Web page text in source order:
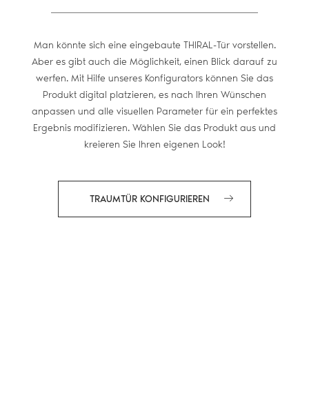
Man könnte sich eine eingebaute THIRAL-Tür vorstellen.
Aber es gibt auch die Möglichkeit, einen Blick darauf zu
werfen. Mit Hilfe unseres Konfigurators können Sie das
Produkt digital platzieren, es nach Ihren Wünschen
anpassen und alle visuellen Parameter für ein perfektes
Ergebnis modifizieren. Wählen Sie das Produkt aus und
kreieren Sie Ihren eigenen Look!
TRAUMTÜR KONFIGURIEREN